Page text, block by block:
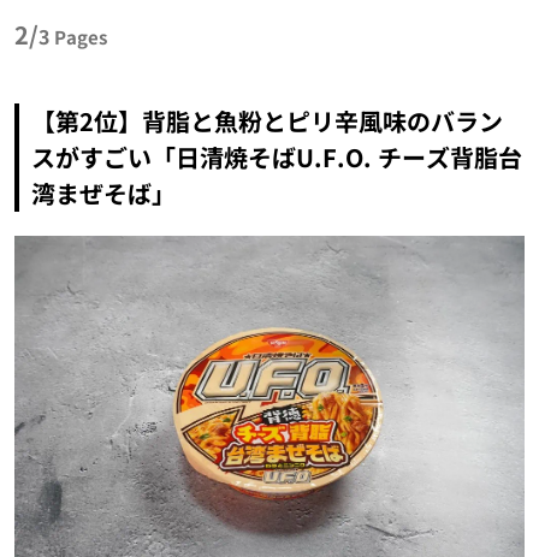
2/3 Pages
【第2位】背脂と魚粉とピリ辛風味のバラン
スがすごい「日清焼そばU.F.O. チーズ背脂台
湾まぜそば」